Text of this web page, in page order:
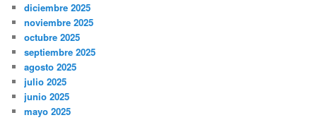
diciembre 2025
noviembre 2025
octubre 2025
septiembre 2025
agosto 2025
julio 2025
junio 2025
mayo 2025